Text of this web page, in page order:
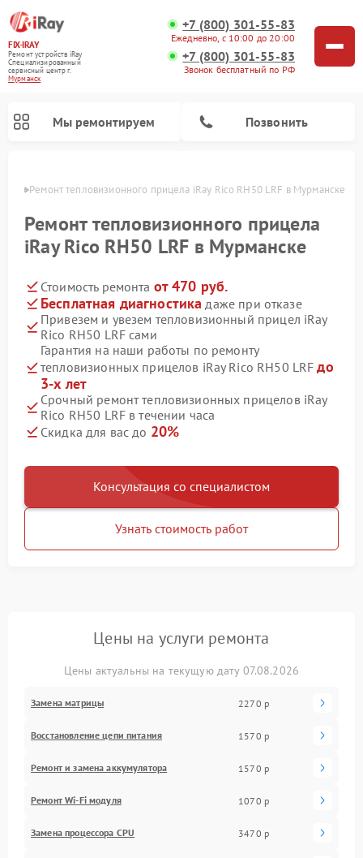
FIX-IRAY
Ремонт устройств iRay
Специализированный
cервисный центр г.
Мурманск
+7 (800) 301-55-83
Ежедневно, с 10:00 до 20:00
+7 (800) 301-55-83
Звонок бесплатный по РФ
Мы ремонтируем Позвонить
Ремонт тепловизионного прицела iRay Rico RH50 LRF в Мурманске
Ремонт тепловизионного прицела
iRay Rico RH50 LRF в Мурманске
Стоимость ремонта от 470 руб.
Бесплатная диагностика даже при отказе
Привезем и увезем тепловизионный прицел iRay
Rico RH50 LRF сами
Гарантия на наши работы по ремонту
тепловизионных прицелов iRay Rico RH50 LRFдо
3-х лет
Срочный ремонт тепловизионных прицелов iRay
Rico RH50 LRF в течении часа
Скидка для вас до 20%
Консультация со специалистом
Узнать стоимость работ
Цены на услуги ремонта
Цены актуальны на текущую дату 07.08.2026
Замена матрицы 2270 р
Восстановление цепи питания 1570 р
Ремонт и замена аккумулятора 1570 р
Ремонт Wi-Fi модуля 1070 р
Замена процессора CPU 3470 р